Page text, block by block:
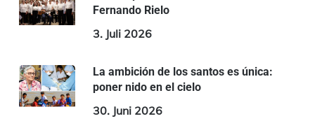
Fernando Rielo
3. Juli 2026
La ambición de los santos es única:
poner nido en el cielo
30. Juni 2026